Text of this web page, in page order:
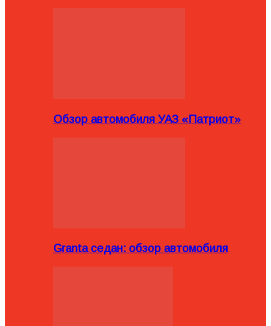
Обзор автомобиля УАЗ «Патриот»
Granta седан: обзор автомобиля